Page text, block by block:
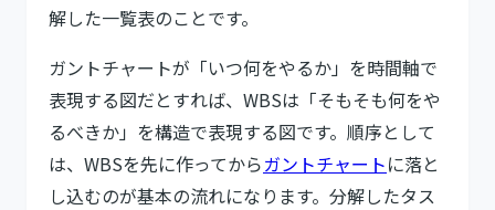
解した一覧表のことです。
ガントチャートが「いつ何をやるか」を時間軸で
表現する図だとすれば、WBSは「そもそも何をや
るべきか」を構造で表現する図です。順序として
は、WBSを先に作ってからガントチャートに落と
し込むのが基本の流れになります。分解したタス